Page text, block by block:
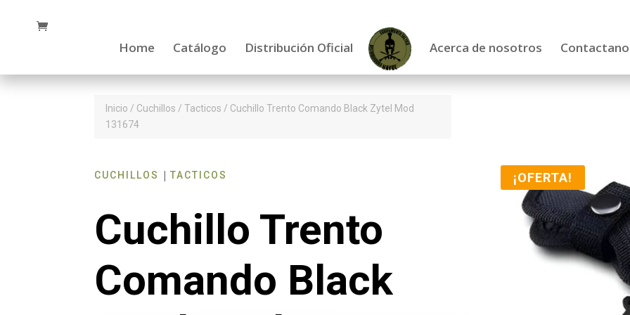
Home Catálogo Distribución Oficial Acerca de nosotros
Inicio / Cuchillos /Tacticos / Cuchillo Trento Comando Black Zytel Mod
131674
CUCHILLOS |TACTICOS
Cuchillo Trento
Comando Black
¡OFERTA!